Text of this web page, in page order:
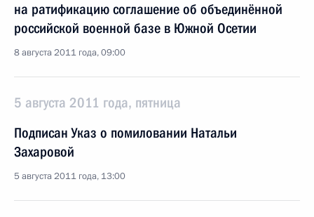
на ратификацию соглашение об объединённой
российской военной базе в Южной Осетии
8 августа 2011 года, 09:00
5 августа 2011 года, пятница
Подписан Указ о помиловании Натальи
Захаровой
5 августа 2011 года, 13:00